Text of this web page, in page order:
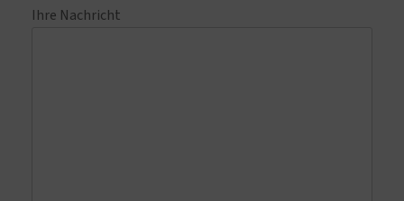
Ihre Nachricht